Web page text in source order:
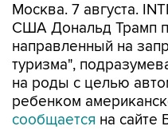
Москва. 7 августа.
США Дональд Трамп
направленный на
туризма",
на роды с целью
ребенком
сообщается на сайте